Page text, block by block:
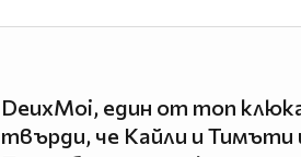
DeuxMoi, един от топ
твърди, че Кайли и Тимъти